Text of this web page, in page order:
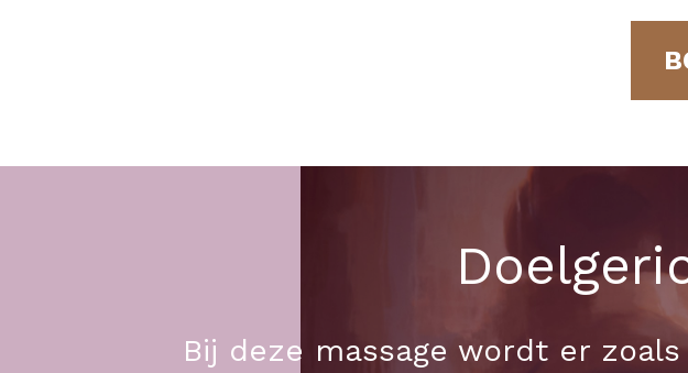
Bij deze massage wordt er